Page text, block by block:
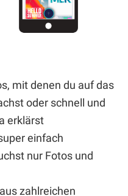
mit denen du auf das
oder schnell und
erklärst
einfach
nur Fotos und
zahlreichen